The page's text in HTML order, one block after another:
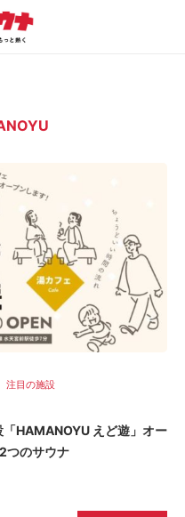
注目の施設
HAMANOYU えど遊」オー
つのサウナ